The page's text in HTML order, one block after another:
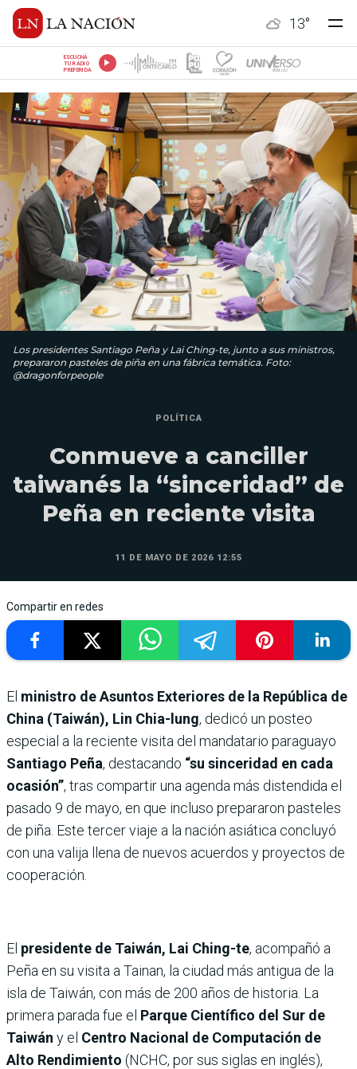
13°
ESCUCHÁ
TU RADIO
PREFERIDA
Los presidentes Santiago Peña y Lai Ching-te, junto a sus ministros,
prepararon pasteles de piña en una fábrica temática. Foto:
@dragonforpeople
POLÍTICA
Conmueve a canciller
taiwanés la “sinceridad” de
Peña en reciente visita
11 DE MAYO DE 2026 12:55
Compartir en redes
El ministro de Asuntos Exteriores de la República de
China (Taiwán), Lin Chia-lung, dedicó un posteo
especial a la reciente visita del mandatario paraguayo
Santiago Peña, destacando “su sinceridad en cada
ocasión”, tras compartir una agenda más distendida el
pasado 9 de mayo, en que incluso prepararon pasteles
de piña. Este tercer viaje a la nación asiática concluyó
con una valija llena de nuevos acuerdos y proyectos de
cooperación.
El presidente de Taiwán, Lai Ching-te, acompañó a
Peña en su visita a Tainan, la ciudad más antigua de la
isla de Taiwán, con más de 200 años de historia. La
primera parada fue el Parque Científico del Sur de
Taiwán y el Centro Nacional de Computación de
Alto Rendimiento (NCHC, por sus siglas en inglés),